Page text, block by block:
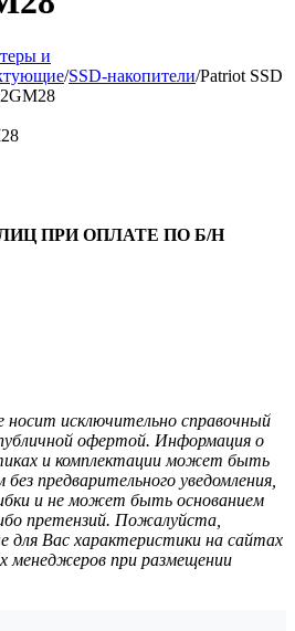
и
/SSD-накопители/Patriot SSD
ПРИ ОПЛАТЕ ПО Б/Н
носит исключительно справочный
офертой. Информация о
и комплектации может быть
предварительного уведомления,
и не может быть основанием
претензий. Пожалуйста,
для Вас характеристики на сайтах
менеджеров при размещении